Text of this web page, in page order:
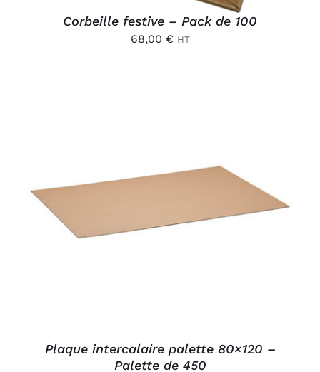
Corbeille festive – Pack de 100
68,00 € HT
DÉTAILS
Plaque intercalaire palette 80×120 –
Palette de 450